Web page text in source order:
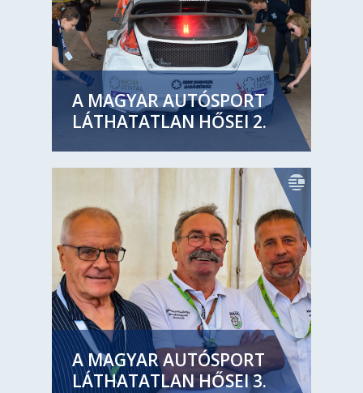
A MAGYAR AUTÓSPORT
LÁTHATATLAN HŐSEI 2.
A MAGYAR AUTÓSPORT
LÁTHATATLAN HŐSEI 3.